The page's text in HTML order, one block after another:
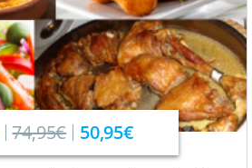
74,95€ 50,95€